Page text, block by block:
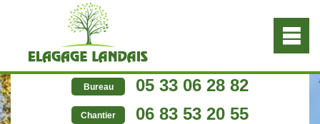
Bureau 05 33 06 28 82
Chantier 06 83 53 20 55